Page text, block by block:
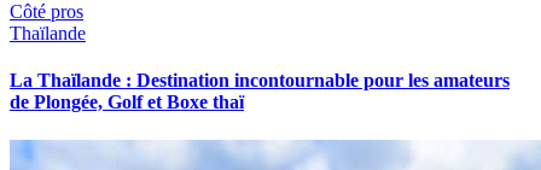
Côté pros
Thaïlande
La Thaïlande : Destination incontournable pour les amateurs
de Plongée, Golf et Boxe thaï